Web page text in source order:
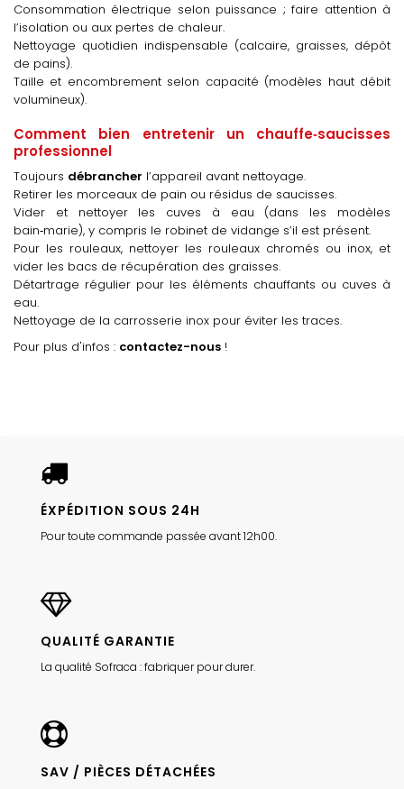
Consommation électrique selon puissance ; faire attention à
l’isolation ou aux pertes de chaleur.
Nettoyage quotidien indispensable (calcaire, graisses, dépôt
de pains).
Taille et encombrement selon capacité (modèles haut débit
volumineux).
Comment bien entretenir un chauffe‑saucisses
professionnel
Toujours débrancher l’appareil avant nettoyage.
Retirer les morceaux de pain ou résidus de saucisses.
Vider et nettoyer les cuves à eau (dans les modèles
bain‑marie), y compris le robinet de vidange s’il est présent.
Pour les rouleaux, nettoyer les rouleaux chromés ou inox, et
vider les bacs de récupération des graisses.
Détartrage régulier pour les éléments chauffants ou cuves à
eau.
Nettoyage de la carrosserie inox pour éviter les traces.
Pour plus d'infos : contactez-nous !
ÉXPÉDITION SOUS 24H
Pour toute commande passée avant 12h00.
QUALITÉ GARANTIE
La qualité Sofraca : fabriquer pour durer.
SAV / PIÈCES DÉTACHÉES